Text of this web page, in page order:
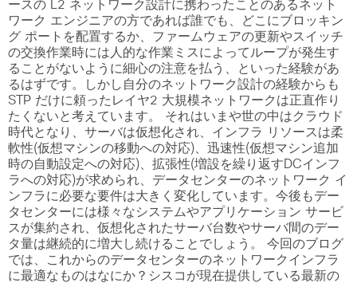
ースの L2 ネットワーク設計に携わったことのあるネット
ワーク エンジニアの方であれば誰でも、どこにブロッキン
グ ポートを配置するか、ファームウェアの更新やスイッチ
の交換作業時には人的な作業ミスによってループが発生す
ることがないように細心の注意を払う、といった経験があ
るはずです。しかし自分のネットワーク設計の経験からも
STP だけに頼ったレイヤ2 大規模ネットワークは正直作り
たくないと考えています。 それはいまや世の中はクラウド
時代となり、サーバは仮想化され、インフラ リソースは柔
軟性(仮想マシンの移動への対応)、迅速性(仮想マシン追加
時の自動設定への対応)、拡張性(増設を繰り返すDCインフ
ラへの対応)が求められ、データセンターのネットワーク イ
ンフラに必要な要件は大きく変化しています。今後もデー
タセンターには様々なシステムやアプリケーション サービ
スが集約され、仮想化されたサーバ台数やサーバ間のデー
タ量は継続的に増大し続けることでしょう。 今回のブログ
では、これからのデータセンターのネットワークインフラ
に最適なものはなにか？シスコが現在提供している最新の